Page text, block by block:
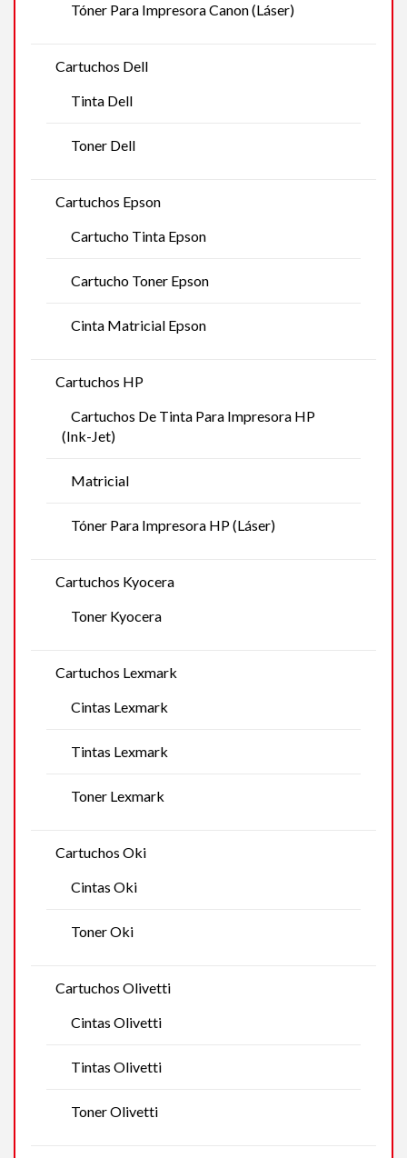
Tóner Para Impresora Canon (Láser)
Cartuchos Dell
Tinta Dell
Toner Dell
Cartuchos Epson
Cartucho Tinta Epson
Cartucho Toner Epson
Cinta Matricial Epson
Cartuchos HP
Cartuchos De Tinta Para Impresora HP
(Ink-Jet)
Matricial
Tóner Para Impresora HP (Láser)
Cartuchos Kyocera
Toner Kyocera
Cartuchos Lexmark
Cintas Lexmark
Tintas Lexmark
Toner Lexmark
Cartuchos Oki
Cintas Oki
Toner Oki
Cartuchos Olivetti
Cintas Olivetti
Tintas Olivetti
Toner Olivetti